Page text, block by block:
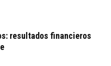
resultados financieros